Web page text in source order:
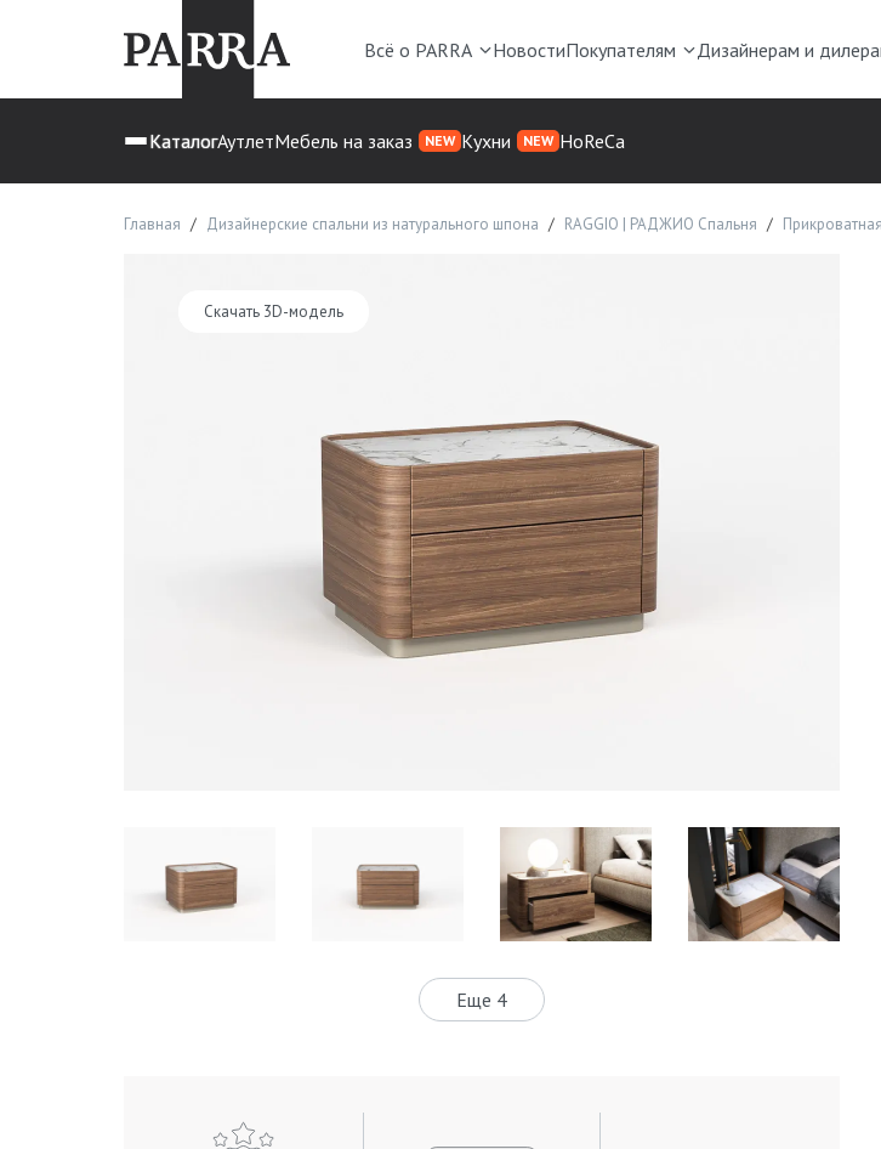
Всё о PARRA НовостиПокупателям Дизайнерам и
КаталогАутлетМебель на заказ NEW Кухни NEW HoReCa
Главная Дизайнерские спальни из натурального шпона RAGGIO | РАДЖИО Спальня
Скачать 3D-модель
Еще 4